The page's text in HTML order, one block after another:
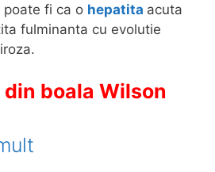
fi ca o hepatita acuta
fulminanta cu evolutie
boala Wilson